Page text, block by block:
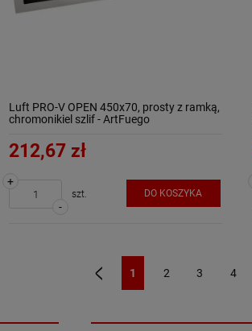
Luft PRO-V OPEN 450x70, prosty z ramką,
chromonikiel szlif - ArtFuego
212,67 zł
-
+
szt. DO KOSZYKA
1 2 3 4